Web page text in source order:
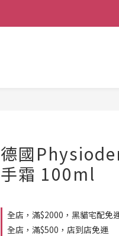
德國
手霜 100ml
全店，滿$2000，黑貓宅配免
全店，滿$500，店到店免運